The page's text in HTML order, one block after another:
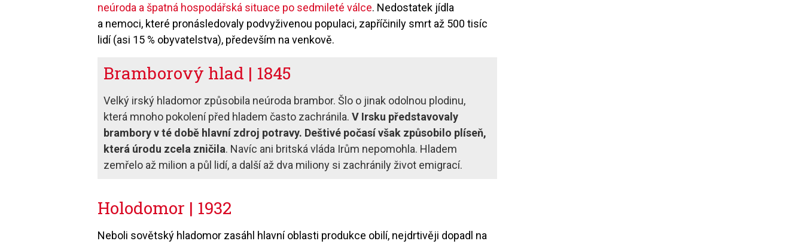
neúroda a špatná hospodářská situace po sedmileté válce. Nedostatek jídla
a nemoci, které pronásledovaly podvyživenou populaci, zapříčinily smrt až 500 tisíc
lidí (asi 15 % obyvatelstva), především na venkově.
Bramborový hlad | 1845
Velký irský hladomor způsobila neúroda brambor. Šlo o jinak odolnou plodinu,
která mnoho pokolení před hladem často zachránila.V Irsku představovaly
brambory v té době hlavní zdroj potravy. Deštivé počasí však způsobilo plíseň,
která úrodu zcela zničila. Navíc ani britská vláda Irům nepomohla. Hladem
zemřelo až milion a půl lidí, a další až dva miliony si zachránily život emigrací.
Holodomor | 1932
Neboli sovětský hladomor zasáhl hlavní oblasti produkce obilí, nejdrtivěji dopadl na